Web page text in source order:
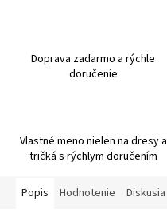
Doprava zadarmo a rýchle
doručenie
Vlastné meno nielen na dresy a
tričká s rýchlym doručením
Popis Hodnotenie Diskusia